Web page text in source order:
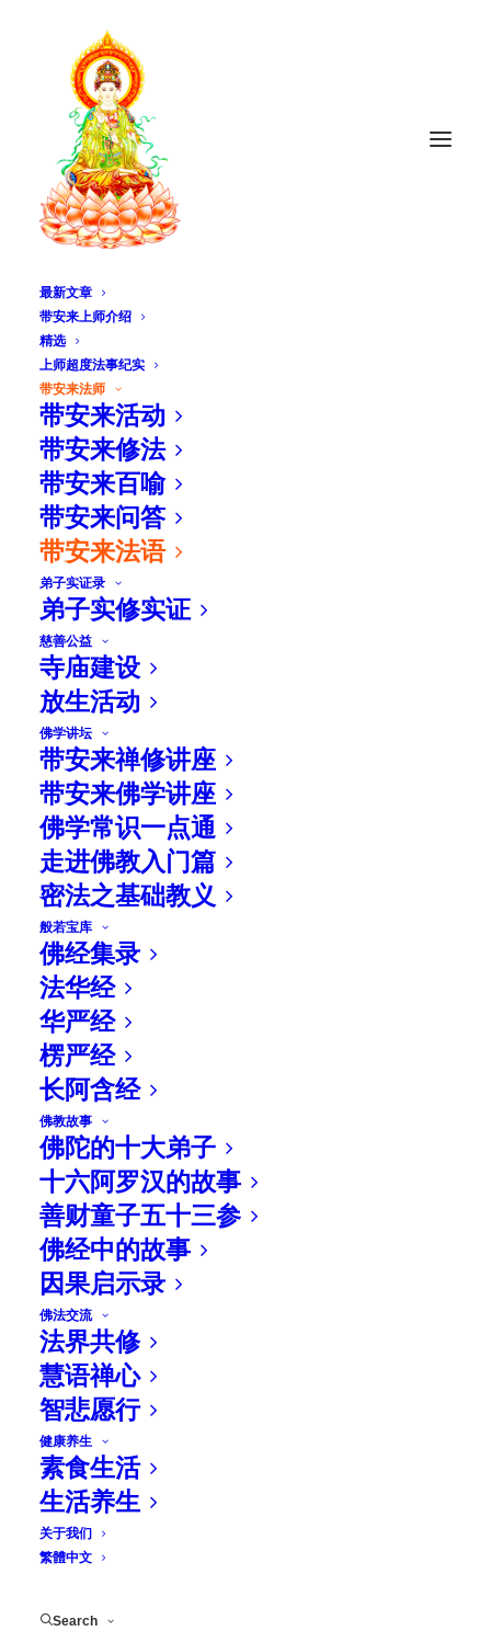
最新文章
带安来上师介绍
精选
上师超度法事纪实
带安来法师
带安来活动
带安来修法
带安来百喻
带安来问答
带安来法语
弟子实证录
弟子实修实证
慈善公益
寺庙建设
放生活动
佛学讲坛
带安来禅修讲座
带安来佛学讲座
佛学常识一点通
走进佛教入门篇
密法之基础教义
般若宝库
佛经集录
法华经
华严经
楞严经
长阿含经
佛教故事
佛陀的十大弟子
十六阿罗汉的故事
善财童子五十三参
佛经中的故事
因果启示录
佛法交流
法界共修
慧语禅心
智悲愿行
健康养生
素食生活
生活养生
关于我们
繁體中文
Search
带安来法语
2023年10月13日 上师慈悲开
示合輯
by Master Diana Buddhist Network